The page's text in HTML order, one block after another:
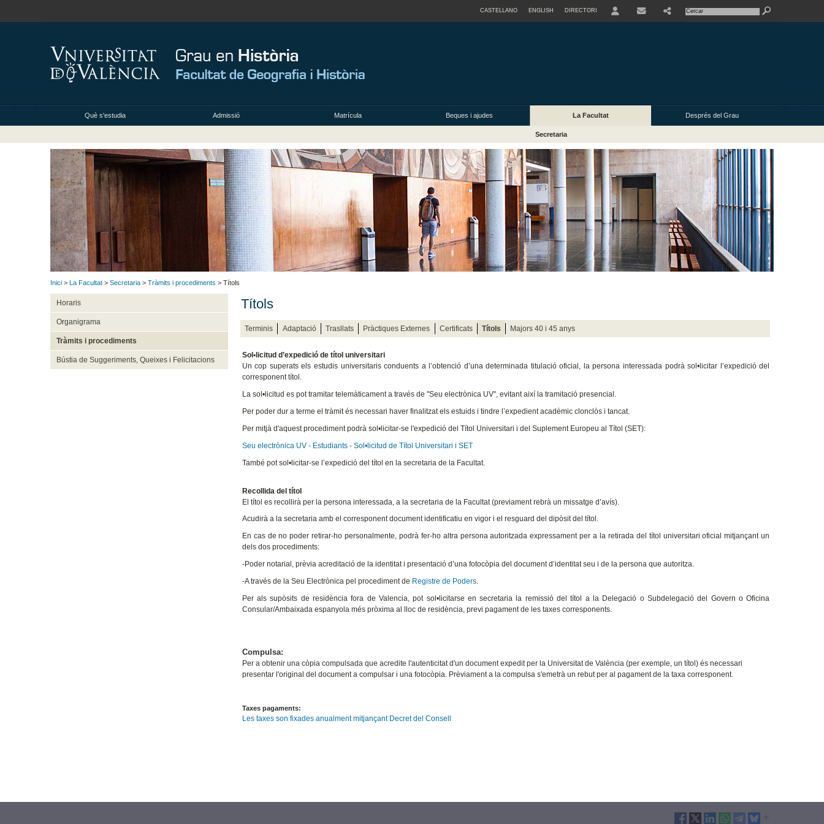
CASTELLANO ENGLISH DIRECTORI
Què s'estudia Admissió Matrícula Beques i ajudes La Facultat Després del Grau
Secretaria
Inici > La Facultat > Secretaria > Tràmits i procediments > Títols
Horaris
Organigrama
Tràmits i procediments
Bústia de Suggeriments, Queixes i Felicitacions
Títols
Terminis Adaptació Trasllats Pràctiques Externes Certificats Títols Majors 40 i 45 anys
Sol•licitud d’expedició de títol universitari
Un cop superats els estudis universitaris conduents a l’obtenció d’una determinada titulació oficial, la persona interessada podrà sol•licitar l’expedició del
corresponent títol.
La sol•licitud es pot tramitar telemàticament a través de "Seu electrònica UV", evitant així la tramitació presencial.
Per poder dur a terme el tràmit és necessari haver finalitzat els estuids i tindre l’expedient acadèmic clonclòs i tancat.
Per mitjà d'aquest procediment podrà sol•licitar-se l'expedició del Títol Universitari i del Suplement Europeu al Títol (SET):
Seu electrònica UV - Estudiants - Sol•licitud de Títol Universitari i SET
També pot sol•licitar-se l’expedició del títol en la secretaria de la Facultat.
Recollida del títol
El títol es recollirà per la persona interessada, a la secretaria de la Facultat (previament rebrà un missatge d’avís).
Acudirà a la secretaria amb el corresponent document identificatiu en vigor i el resguard del dipòsit del títol.
En cas de no poder retirar-ho personalmente, podrà fer-ho altra persona autoritzada expressament per a la retirada del títol universitari oficial mitjançant un
dels dos procediments:
-Poder notarial, prèvia acreditació de la identitat i presentació d’una fotocòpia del document d’identitat seu i de la persona que autoritza.
-A través de la Seu Electrònica pel procediment de Registre de Poders.
Per als supòsits de residència fora de Valencia, pot sol•licitarse en secretaria la remissió del títol a la Delegació o Subdelegació del Govern o Oficina
Consular/Ambaixada espanyola més pròxima al lloc de residència, previ pagament de les taxes corresponents.
Compulsa:
Per a obtenir una còpia compulsada que acredite l'autenticitat d'un document expedit per la Universitat de València (per exemple, un títol) és necessari
presentar l'original del document a compulsar i una fotocòpia. Prèviament a la compulsa s'emetrà un rebut per al pagament de la taxa corresponent.
Taxes pagaments:
Les taxes son fixades anualment mitjançant Decret del Consell